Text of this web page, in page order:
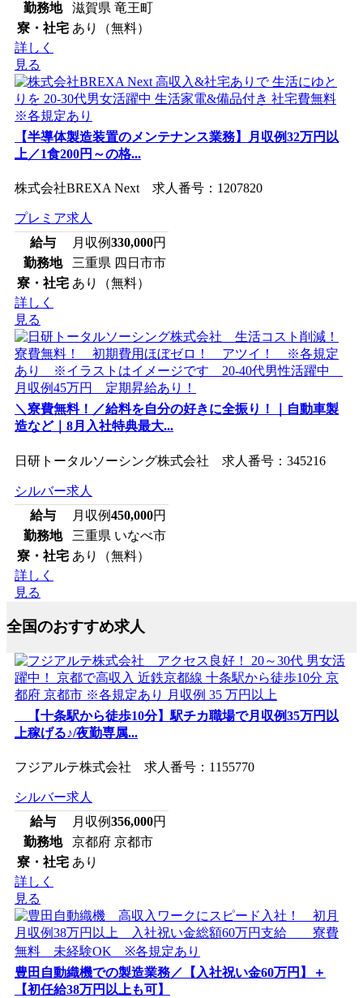
勤務地
滋賀県 竜王町
寮・社宅 あり（無料）
詳しく
見る
【半導体製造装置のメンテナンス業務】月収例32万円以
上／1食200円～の格...
株式会社BREXA Next 求人番号：1207820
プレミア求人
給与
月収例330,000円
勤務地
三重県 四日市市
寮・社宅 あり（無料）
詳しく
見る
＼寮費無料！／給料を自分の好きに全振り！｜自動車製
造など｜8月入社特典最大...
日研トータルソーシング株式会社 求人番号：345216
シルバー求人
給与
月収例450,000円
勤務地
三重県 いなべ市
寮・社宅 あり（無料）
詳しく
見る
全国のおすすめ求人
【十条駅から徒歩10分】駅チカ職場で月収例35万円以
上稼げる♪/夜勤専属...
フジアルテ株式会社 求人番号：1155770
シルバー求人
給与
月収例356,000円
勤務地
京都府 京都市
寮・社宅 あり
詳しく
見る
豊田自動織機での製造業務／【入社祝い金60万円】＋
【初任給38万円以上も可】